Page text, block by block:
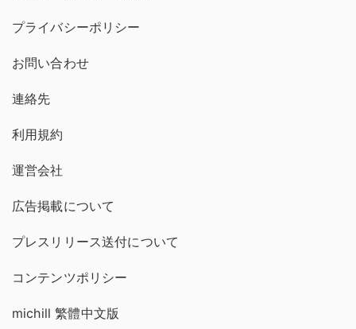
プライバシーポリシー
お問い合わせ
連絡先
利用規約
運営会社
広告掲載について
プレスリリース送付について
コンテンツポリシー
michill 繁體中文版